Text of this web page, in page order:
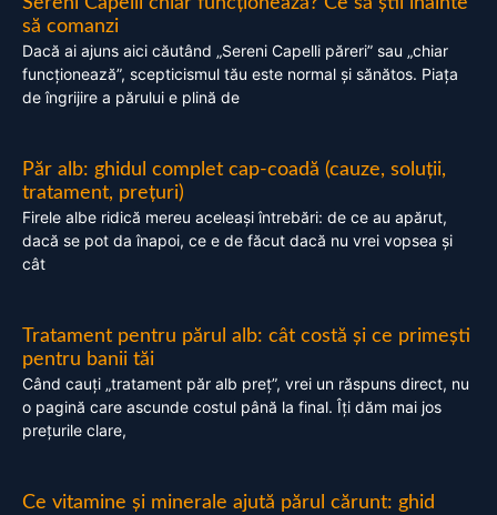
să comanzi
Dacă ai ajuns aici căutând „Sereni Capelli păreri” sau „chiar
funcționează”, scepticismul tău este normal și sănătos. Piața
de îngrijire a părului e plină de
Păr alb: ghidul complet cap-coadă (cauze, soluții,
tratament, prețuri)
Firele albe ridică mereu aceleași întrebări: de ce au apărut,
dacă se pot da înapoi, ce e de făcut dacă nu vrei vopsea și
cât
Tratament pentru părul alb: cât costă și ce primești
pentru banii tăi
Când cauți „tratament păr alb preț”, vrei un răspuns direct, nu
o pagină care ascunde costul până la final. Îți dăm mai jos
prețurile clare,
Ce vitamine și minerale ajută părul cărunt: ghid